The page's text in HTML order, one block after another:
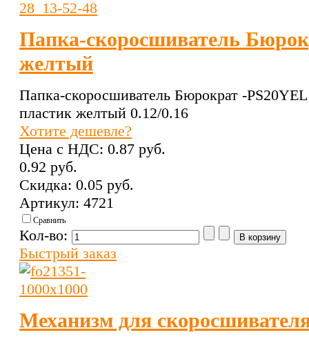
Папка-скоросшиватель
желтый
Папка-скоросшиватель Бюрократ -
пластик желтый 0.12/0.16
Хотите дешевле?
Цена с НДС: 0.87 pуб.
0.92 pуб.
Скидка: 0.05 pуб.
Артикул: 4721
Сравнить
Кол-во:
Быстрый заказ
Механизм для